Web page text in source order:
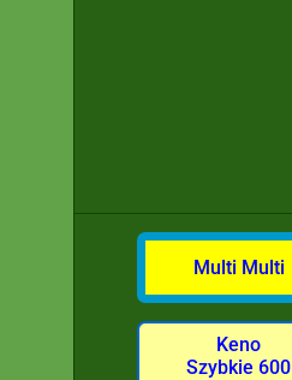
Multi Multi
Keno
Szybkie 600